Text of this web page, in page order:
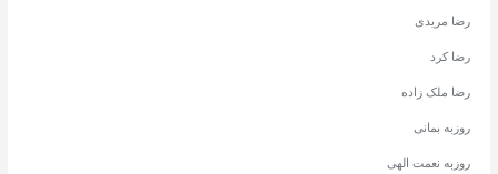
رضا مریدی
رضا کرد
رضا ملک زاده
روزبه بمانی
روزبه نعمت الهی